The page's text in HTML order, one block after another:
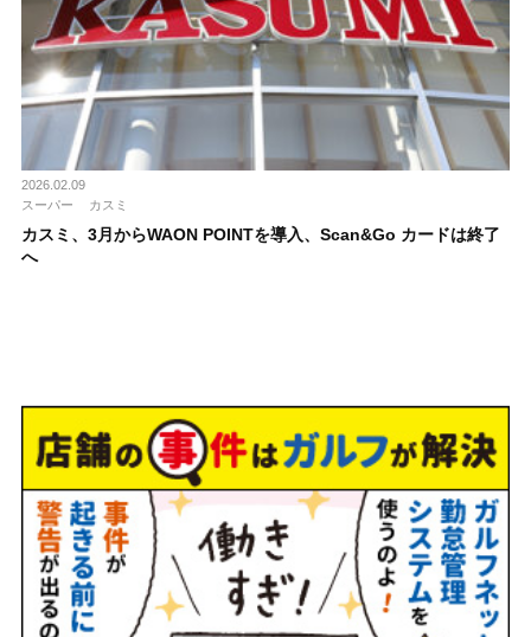
2026.02.09
スーパー
カスミ
カスミ、3月からWAON POINTを導入、Scan&Go カードは終了
へ